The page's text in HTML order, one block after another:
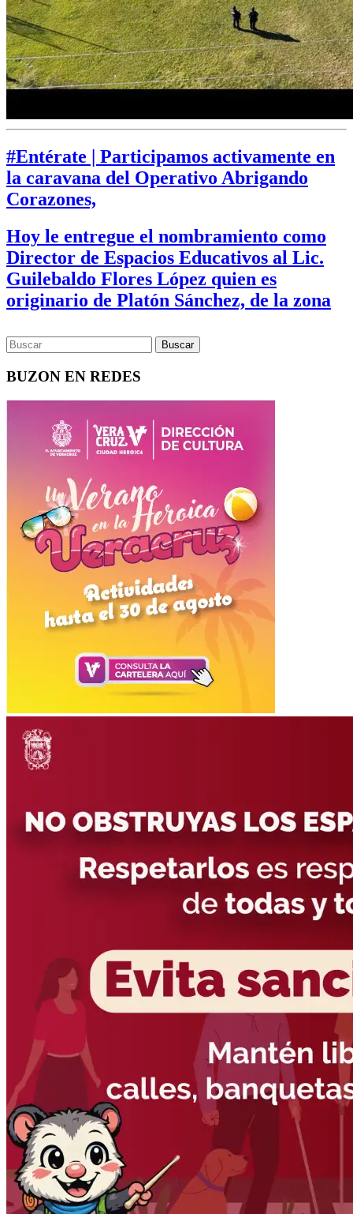
#Entérate | Participamos activamente en
la caravana del Operativo Abrigando
Corazones,
Hoy le entregue el nombramiento como
Director de Espacios Educativos al Lic.
Guilebaldo Flores López quien es
originario de Platón Sánchez, de la zona
BUZON EN REDES